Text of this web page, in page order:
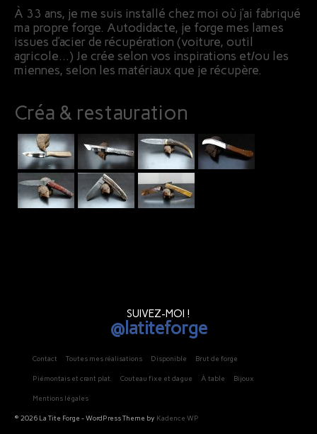
À 33 ans, je me suis installé chez moi où j’ai fabriqué
ma propre forge. Autodidacte, je forge mes lames
issues d’acier de récupération (voiture, outil
agricole…) Je crée selon vos inspirations et/ou les
miennes, selon les matériaux que je récupère.
Créa & restauration
SUIVEZ-MOI !
@latiteforge
Contact Toutes mes réalisations Disponible Brut de forge
Piémontais et crant plat. Couteau fixe et dague À table Bijoux
Mentions légales
© 2026 La Tite Forge - WordPress Theme by Kadence WP